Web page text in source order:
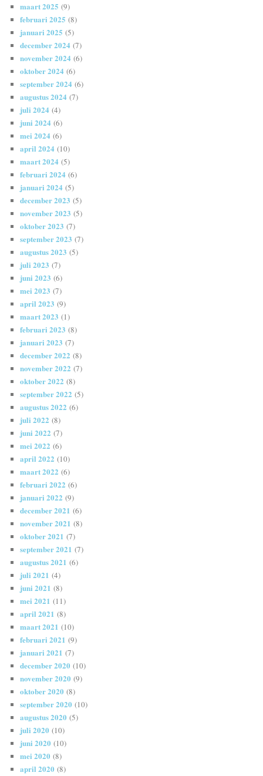
maart 2025 (9)
februari 2025 (8)
januari 2025 (5)
december 2024 (7)
november 2024 (6)
oktober 2024 (6)
september 2024 (6)
augustus 2024 (7)
juli 2024 (4)
juni 2024 (6)
mei 2024 (6)
april 2024 (10)
maart 2024 (5)
februari 2024 (6)
januari 2024 (5)
december 2023 (5)
november 2023 (5)
oktober 2023 (7)
september 2023 (7)
augustus 2023 (5)
juli 2023 (7)
juni 2023 (6)
mei 2023 (7)
april 2023 (9)
maart 2023 (1)
februari 2023 (8)
januari 2023 (7)
december 2022 (8)
november 2022 (7)
oktober 2022 (8)
september 2022 (5)
augustus 2022 (6)
juli 2022 (8)
juni 2022 (7)
mei 2022 (6)
april 2022 (10)
maart 2022 (6)
februari 2022 (6)
januari 2022 (9)
december 2021 (6)
november 2021 (8)
oktober 2021 (7)
september 2021 (7)
augustus 2021 (6)
juli 2021 (4)
juni 2021 (8)
mei 2021 (11)
april 2021 (8)
maart 2021 (10)
februari 2021 (9)
januari 2021 (7)
december 2020 (10)
november 2020 (9)
oktober 2020 (8)
september 2020 (10)
augustus 2020 (5)
juli 2020 (10)
juni 2020 (10)
mei 2020 (8)
april 2020 (8)